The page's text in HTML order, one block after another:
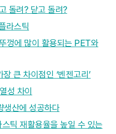
돌려? 닫고 돌려?
라스틱
껑에 많이 활용되는 PET와
큰 차이점인 ‘벤젠고리’
성 차이
산에 성공하다
틱 재활용율을 높일 수 있는